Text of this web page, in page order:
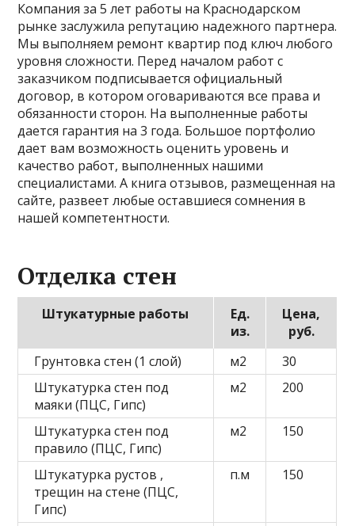
Компания за 5 лет работы на Краснодарском
рынке заслужила репутацию надежного партнера.
Мы выполняем ремонт квартир под ключ любого
уровня сложности. Перед началом работ с
заказчиком подписывается официальный
договор, в котором оговариваются все права и
обязанности сторон. На выполненные работы
дается гарантия на 3 года. Большое портфолио
дает вам возможность оценить уровень и
качество работ, выполненных нашими
специалистами. А книга отзывов, размещенная на
сайте, развеет любые оставшиеся сомнения в
нашей компетентности.
Отделка стен
Штукатурные работы
Ед.
из.
Цена,
руб.
Грунтовка стен (1 слой)
м2
30
Штукатурка стен под
маяки (ПЦС, Гипс)
м2 200
Штукатурка стен под
правило (ПЦС, Гипс)
м2 150
Штукатурка рустов ,
трещин на стене (ПЦС,
Гипс)
п.м 150